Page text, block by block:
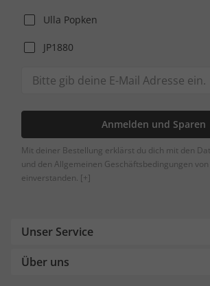
Ulla Popken
JP1880
Anmelden und Sparen
Mit deiner Bestellung erklärst du dich mit den
und den Allgemeinen Geschäftsbedingungen
einverstanden. [+]
Unser Service
Über uns